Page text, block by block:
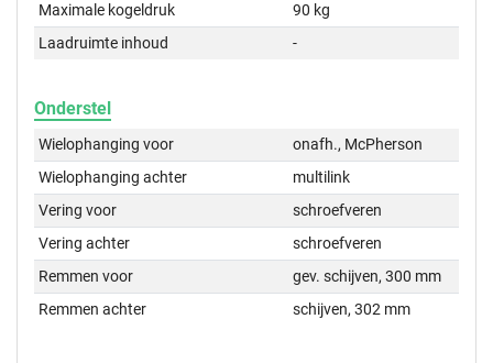
Maximale kogeldruk
90 kg
Laadruimte inhoud
-
Onderstel
Wielophanging voor
onafh., McPherson
Wielophanging achter
multilink
Vering voor
schroefveren
Vering achter
schroefveren
Remmen voor
gev. schijven, 300 mm
Remmen achter
schijven, 302 mm